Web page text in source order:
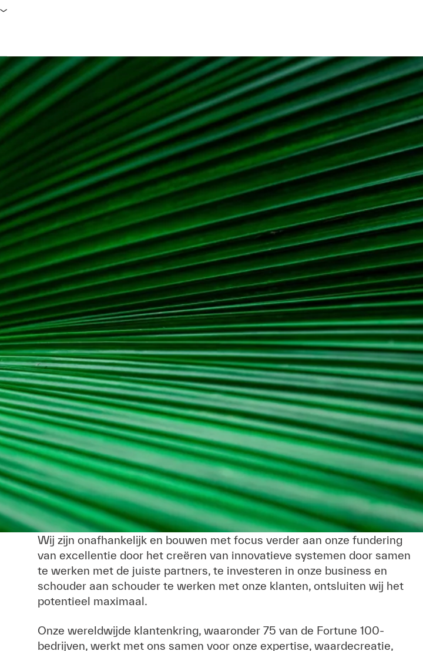
Wij zijn onafhankelijk en bouwen met focus verder aan onze fundering
van excellentie door het creëren van innovatieve systemen door samen
te werken met de juiste partners, te investeren in onze business en
schouder aan schouder te werken met onze klanten, ontsluiten wij het
potentieel maximaal.
Onze wereldwijde klantenkring, waaronder 75 van de Fortune 100-
bedrijven, werkt met ons samen voor onze expertise, waardecreatie,